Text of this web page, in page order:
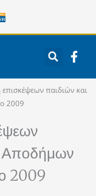
F
a
e
b
παιδιών και
2009
Αποδήμων
2009